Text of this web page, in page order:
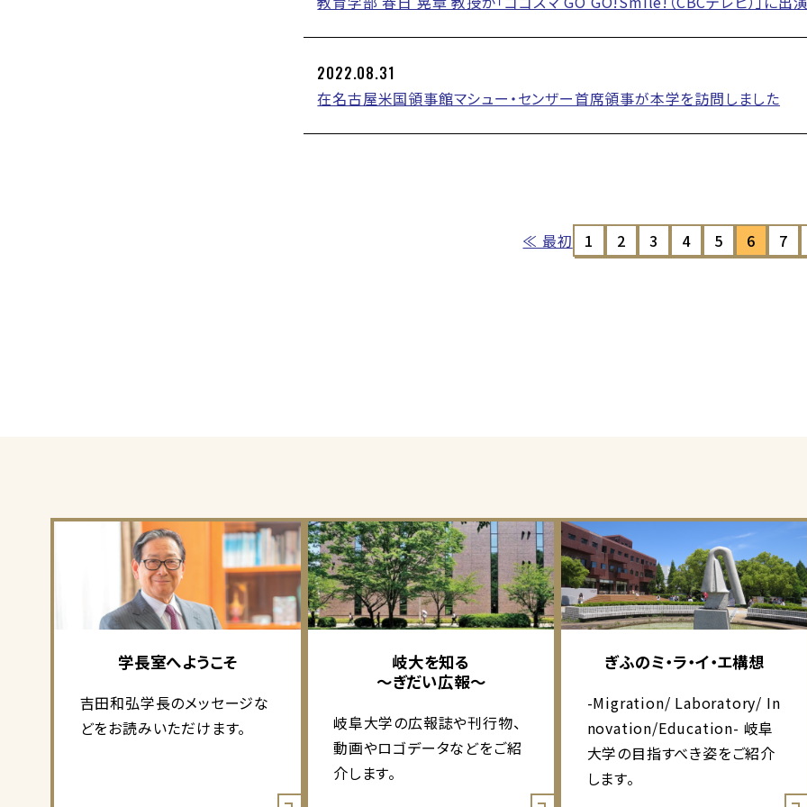
2022.08.31
在名古屋米国領事館マシュー・センザー首席領事が本学を訪問しました
≪ 最初 1 2 3 4 5 6 7
学長室へようこそ
吉田和弘学長のメッセージな
どをお読みいただけます。
岐大を知る
～ぎだい広報～
岐阜大学の広報誌や刊行物、
動画やロゴデータなどをご紹
介します。
ぎふのミ・ラ・イ・エ構想
-Migration/ Laboratory/ In
novation/Education- 岐阜
大学の目指すべき姿をご紹介
します。